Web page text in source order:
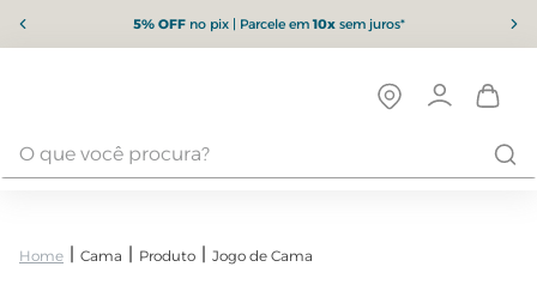
5% OFFno pix | Parcele em10xsem juros*
Cama Produto Jogo de Cama